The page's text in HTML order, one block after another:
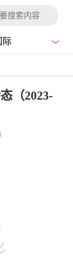
际
（2023-